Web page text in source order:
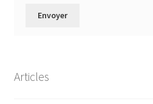
Articles